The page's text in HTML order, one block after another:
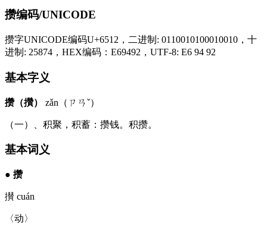
攒编码/UNICODE
攒字UNICODE编码U+6512，二进制: 0110010100010010，十
进制: 25874，HEX编码：E69492，UTF-8: E6 94 92
基本字义
攒（攢） zǎn（ㄗㄢˇ）
（一）、积聚，积蓄：攒钱。积攒。
基本词义
● 攒
攅 cuán
〈动〉